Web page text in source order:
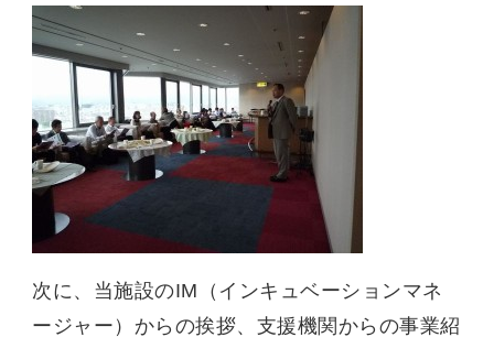
次に、当施設のIM（インキュベーションマネ
ージャー）からの挨拶、支援機関からの事業紹